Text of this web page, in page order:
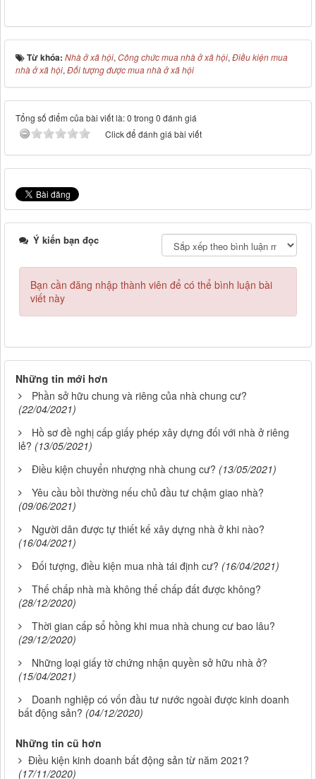
Từ khóa: Nhà ở xã hội, Công chức mua nhà ở xã hội, Điều kiện mua
nhà ở xã hội, Đối tượng được mua nhà ở xã hội
Tổng số điểm của bài viết là: 0 trong 0 đánh giá
Click để đánh giá bài viết
Ý kiến bạn đọc
Bạn cần đăng nhập thành viên để có thể bình luận bài
viết này
Những tin mới hơn
Phần sở hữu chung và riêng của nhà chung cư?
(22/04/2021)
Hồ sơ đề nghị cấp giấy phép xây dựng đối với nhà ở riêng
lẻ? (13/05/2021)
Điều kiện chuyển nhượng nhà chung cư? (13/05/2021)
Yêu cầu bồi thường nếu chủ đầu tư chậm giao nhà?
(09/06/2021)
Người dân được tự thiết kế xây dựng nhà ở khi nào?
(16/04/2021)
Đối tượng, điều kiện mua nhà tái định cư? (16/04/2021)
Thế chấp nhà mà không thế chấp đất được không?
(28/12/2020)
Thời gian cấp sổ hồng khi mua nhà chung cư bao lâu?
(29/12/2020)
Những loại giấy tờ chứng nhận quyền sở hữu nhà ở?
(15/04/2021)
Doanh nghiệp có vốn đầu tư nước ngoài được kinh doanh
bất động sản? (04/12/2020)
Những tin cũ hơn
Điều kiện kinh doanh bất động sản từ năm 2021?
(17/11/2020)